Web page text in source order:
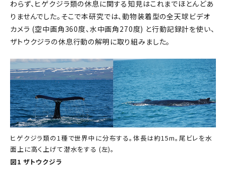
わらず、ヒゲクジラ類の休息に関する知見はこれまでほとんどあ
りませんでした。そこで本研究では、動物装着型の全天球ビデオ
カメラ (空中画角360度、水中画角270度) と行動記録計を使い、
ザトウクジラの休息行動の解明に取り組みました。
図1 ザトウクジラ
ヒゲクジラ類の1種で世界中に分布する。体長は約15m。尾ビレを水
面上に高く上げて潜水をする (左)。